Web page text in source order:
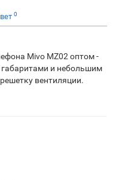
0
Mivo MZ02 оптом -
и небольшим
вентиляции.